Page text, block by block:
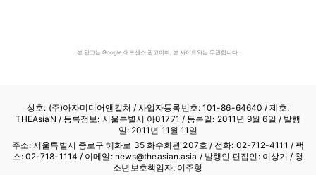
본 광고는 Google 애드센스 광고이며, 본 사이트와는 무관합니다.
상호: (주)아자미디어앤컬처 /사업자등록번호: 101-86-64640 / 제호:
THEAsiaN / 등록정보: 서울특별시 아01771 / 등록일: 2011년 9월 6일 / 발행
일: 2011년 11월 11일
주소: 서울특별시 종로구 혜화로 35 화수회관 207호 / 전화: 02-712-4111 / 팩
스: 02-718-1114 / 이메일: news@theasian.asia / 발행인·편집인: 이상기 / 청
소년보호책임자: 이주형